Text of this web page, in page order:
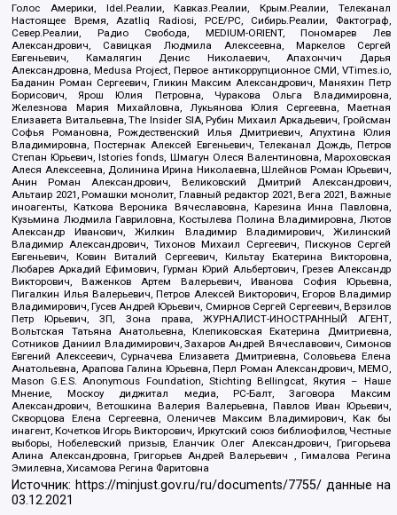
Голос Америки, Idel.Реалии, Кавказ.Реалии, Крым.Реалии, Телеканал
Настоящее Время, Azatliq Radiosi, PCE/PC, Сибирь.Реалии, Фактограф,
Север.Реалии, Радио Свобода, MEDIUM-ORIENT, Пономарев Лев
Александрович, Савицкая Людмила Алексеевна, Маркелов Сергей
Евгеньевич, Камалягин Денис Николаевич, Апахончич Дарья
Александровна, Medusa Project, Первое антикоррупционное СМИ, VTimes.io,
Баданин Роман Сергеевич, Гликин Максим Александрович, Маняхин Петр
Борисович, Ярош Юлия Петровна, Чуракова Ольга Владимировна,
Железнова Мария Михайловна, Лукьянова Юлия Сергеевна, Маетная
Елизавета Витальевна, The Insider SIA, Рубин Михаил Аркадьевич, Гройсман
Софья Романовна, Рождественский Илья Дмитриевич, Апухтина Юлия
Владимировна, Постернак Алексей Евгеньевич, Телеканал Дождь, Петров
Степан Юрьевич, Istories fonds, Шмагун Олеся Валентиновна, Мароховская
Алеся Алексеевна, Долинина Ирина Николаевна, Шлейнов Роман Юрьевич,
Анин Роман Александрович, Великовский Дмитрий Александрович,
Альтаир 2021, Ромашки монолит, Главный редактор 2021, Вега 2021, Важные
иноагенты, Каткова Вероника Вячеславовна, Карезина Инна Павловна,
Кузьмина Людмила Гавриловна, Костылева Полина Владимировна, Лютов
Александр Иванович, Жилкин Владимир Владимирович, Жилинский
Владимир Александрович, Тихонов Михаил Сергеевич, Пискунов Сергей
Евгеньевич, Ковин Виталий Сергеевич, Кильтау Екатерина Викторовна,
Любарев Аркадий Ефимович, Гурман Юрий Альбертович, Грезев Александр
Викторович, Важенков Артем Валерьевич, Иванова София Юрьевна,
Пигалкин Илья Валерьевич, Петров Алексей Викторович, Егоров Владимир
Владимирович, Гусев Андрей Юрьевич, Смирнов Сергей Сергеевич, Верзилов
Петр Юрьевич, ЗП, Зона права, ЖУРНАЛИСТ-ИНОСТРАННЫЙ АГЕНТ,
Вольтская Татьяна Анатольевна, Клепиковская Екатерина Дмитриевна,
Сотников Даниил Владимирович, Захаров Андрей Вячеславович, Симонов
Евгений Алексеевич, Сурначева Елизавета Дмитриевна, Соловьева Елена
Анатольевна, Арапова Галина Юрьевна, Перл Роман Александрович, МЕМО,
Mason G.E.S. Anonymous Foundation, Stichting Bellingcat, Якутия – Наше
Мнение, Москоу диджитал медиа, РС-Балт, Заговора Максим
Александрович, Ветошкина Валерия Валерьевна, Павлов Иван Юрьевич,
Скворцова Елена Сергеевна, Оленичев Максим Владимирович, Как бы
инагент, Кочетков Игорь Викторович, Иркутский союз библиофилов, Честные
выборы, Нобелевский призыв, Еланчик Олег Александрович, Григорьева
Алина Александровна, Григорьев Андрей Валерьевич , Гималова Регина
Эмилевна, Хисамова Регина Фаритовна
Источник: https://minjust.gov.ru/ru/documents/7755/ данные на
03.12.2021